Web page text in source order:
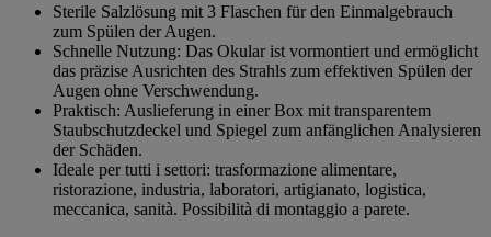
Sternen.
Sterile Salzlösung mit 3 Flaschen für den Einmalgebrauch
zum Spülen der Augen.
Schnelle Nutzung: Das Okular ist vormontiert und ermöglicht
das präzise Ausrichten des Strahls zum effektiven Spülen der
Augen ohne Verschwendung.
Praktisch: Auslieferung in einer Box mit transparentem
Staubschutzdeckel und Spiegel zum anfänglichen Analysieren
der Schäden.
Ideale per tutti i settori: trasformazione alimentare,
ristorazione, industria, laboratori, artigianato, logistica,
meccanica, sanità. Possibilità di montaggio a parete.